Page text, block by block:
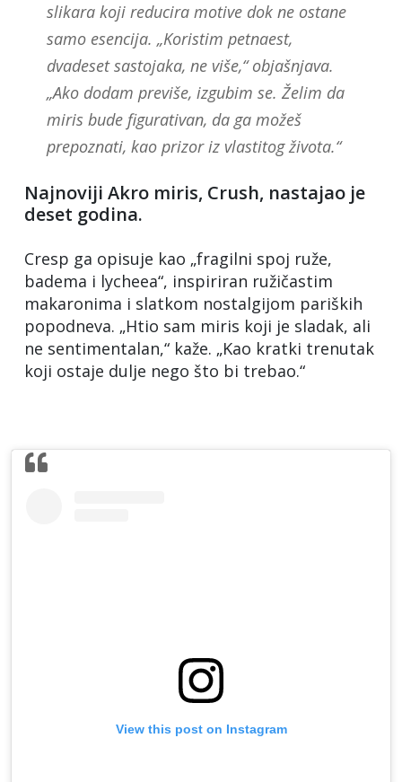
slikara koji reducira motive dok ne ostane
samo esencija. „Koristim petnaest,
dvadeset sastojaka, ne više,“ objašnjava.
„Ako dodam previše, izgubim se. Želim da
miris bude figurativan, da ga možeš
prepoznati, kao prizor iz vlastitog života.“
Najnoviji Akro miris, Crush, nastajao je
deset godina.
Cresp ga opisuje kao „fragilni spoj ruže,
badema i lycheea“, inspiriran ružičastim
makaronima i slatkom nostalgijom pariških
popodneva. „Htio sam miris koji je sladak, ali
ne sentimentalan,“ kaže. „Kao kratki trenutak
koji ostaje dulje nego što bi trebao.“
View this post on Instagram